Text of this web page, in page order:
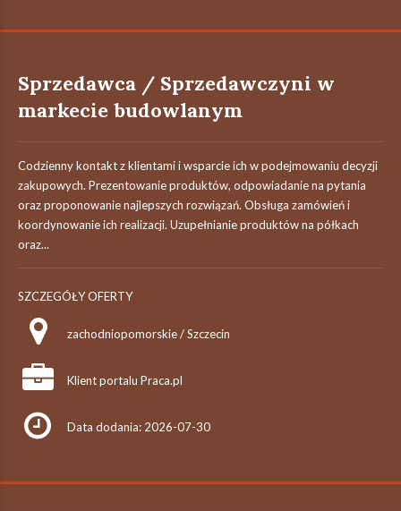
Sprzedawca / Sprzedawczyni w
markecie budowlanym
Codzienny kontakt z klientami i wsparcie ich w podejmowaniu decyzji
zakupowych. Prezentowanie produktów, odpowiadanie na pytania
oraz proponowanie najlepszych rozwiązań. Obsługa zamówień i
koordynowanie ich realizacji. Uzupełnianie produktów na półkach
oraz...
SZCZEGÓŁY OFERTY
zachodniopomorskie / Szczecin
Klient portalu Praca.pl
Data dodania: 2026-07-30